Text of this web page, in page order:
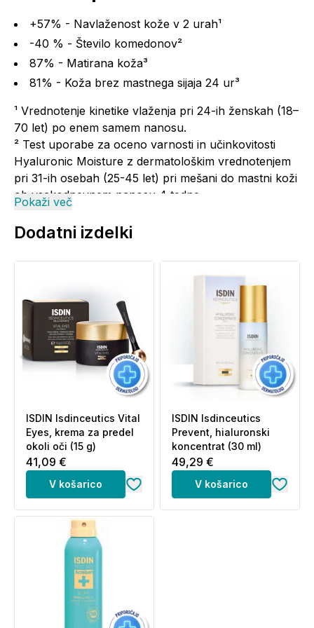
+57% - Navlaženost kože v 2 urah¹
-40 % - Število komedonov²
87% - Matirana koža³
81% - Koža brez mastnega sijaja 24 ur³
¹ Vrednotenje kinetike vlaženja pri 24-ih ženskah (18–
70 let) po enem samem nanosu.
² Test uporabe za oceno varnosti in učinkovitosti
Hyaluronic Moisture z dermatološkim vrednotenjem
pri 31-ih osebah (25-45 let) pri mešani do mastni koži
ob vsakodnevnem nanosu 4 tedne.
Moisture pri 31-ih osebah (25–45 let) ob
Hyaluronic Moisture za mešano in mastno kožo
nanesite neposredno na čisto, suho kožo obraza,
vratu in dekolteja. Masirajte, dokler se popolnoma ne
vpije. Svojo rutino dodatno okrepite z uporaboISDIN
seruma Hyaluronic Concentrate.
Ta izdelek za uporabo v običajnih ali razumno
predvidljivih pogojih uporabe ne zahteva nobenih
posebnih varnostnih ukrepov.
Sestavine (INCI):
Aqua (Water), Dimethicone, Glycerin, Niacinamide,
Silica, 1,2-Hexanediol, Alpha-Glucan Oligosaccharide,
Panthenol, Squalane, Ammonium
Acryloyldimethyltaurate/VP Copolymer, Butylene
Glycol, Caprylyl Glycol, Sodium Acrylates
Crosspolymer-2, Tocopherol, Tocopheryl Acetate,
Trehalose, Urea, Acrylates/C10-30 Alkyl Acrylate
Pokaži več
Dodatni izdelki
ISDIN Isdinceutics Vital
Eyes, krema za predel
okoli oči (15 g)
41,09 €
V košarico
ISDIN Isdinceutics
Prevent, hialuronski
koncentrat (30 ml)
49,29 €
V košarico